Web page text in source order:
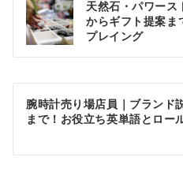
ン
天然石・パワース
からギフト提案ま
プレイング
腕時計売り場店員｜ブランド
まで！お役立ち英単語とロー